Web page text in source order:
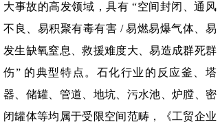
大事故的高发领域，具有 “空间封闭、通风
不良、易积聚有毒有害 / 易燃易爆气体、易
发生缺氧窒息、救援难度大、易造成群死群
伤” 的典型特点。石化行业的反应釜、塔
器、储罐、管道、地坑、污水池、炉膛、密
闭罐体等均属于受限空间范畴，《工贸企业